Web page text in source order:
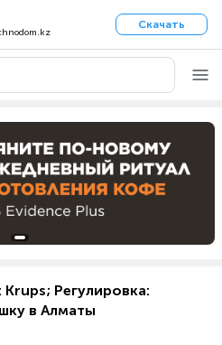
Скачать
Регулировка:
в Алматы